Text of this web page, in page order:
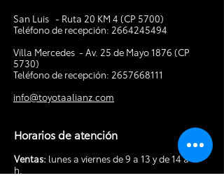
San Luis - Ruta 20 KM 4 (CP 5700)
Teléfono de recepción: 2664245494
Villa Mercedes - Av. 25 de Mayo 1876 (CP
5730)
Teléfono de recepción: 2657668111
info@toyotaalianz.com
Horarios de atención
Ventas: lunes a viernes de 9 a 13 y de 14 a 19
h.